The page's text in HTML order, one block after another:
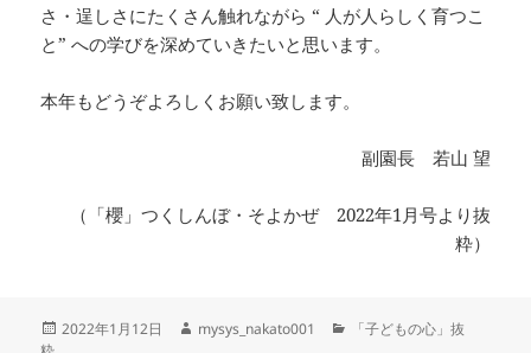
さ・逞しさにたくさん触れながら “ 人が人らしく育つこ
と” への学びを深めていきたいと思います。
本年もどうぞよろしくお願い致します。
副園長 若山 望
（「櫻」つくしんぼ・そよかぜ 2022年1月号より抜
粋）
投
2022年1月12日
作
mysys_nakato001
カ「子どもの心」抜